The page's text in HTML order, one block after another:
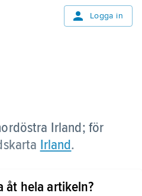
Logga in
Irland; för
Irland.
åt hela artikeln?